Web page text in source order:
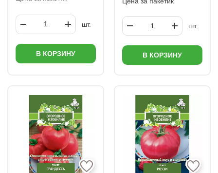
шт.
В КОРЗИНУ
шт.
В КОРЗИНУ